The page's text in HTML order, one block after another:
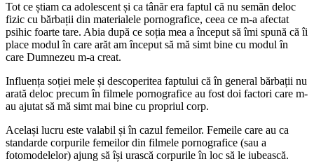
Tot ce știam ca adolescent și ca tânăr era faptul că nu semăn deloc
fizic cu bărbații din materialele pornografice, ceea ce m-a afectat
psihic foarte tare. Abia după ce soția mea a început să îmi spună că îi
place modul în care arăt am început să mă simt bine cu modul în
care Dumnezeu m-a creat.
Influența soției mele și descoperitea faptului că în general bărbații nu
arată deloc precum în filmele pornografice au fost doi factori care m-
au ajutat să mă simt mai bine cu propriul corp.
Același lucru este valabil și în cazul femeilor. Femeile care au ca
standarde corpurile femeilor din filmele pornografice (sau a
fotomodelelor) ajung să își urască corpurile în loc să le iubească.